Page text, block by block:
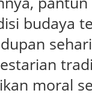
budaya
moral